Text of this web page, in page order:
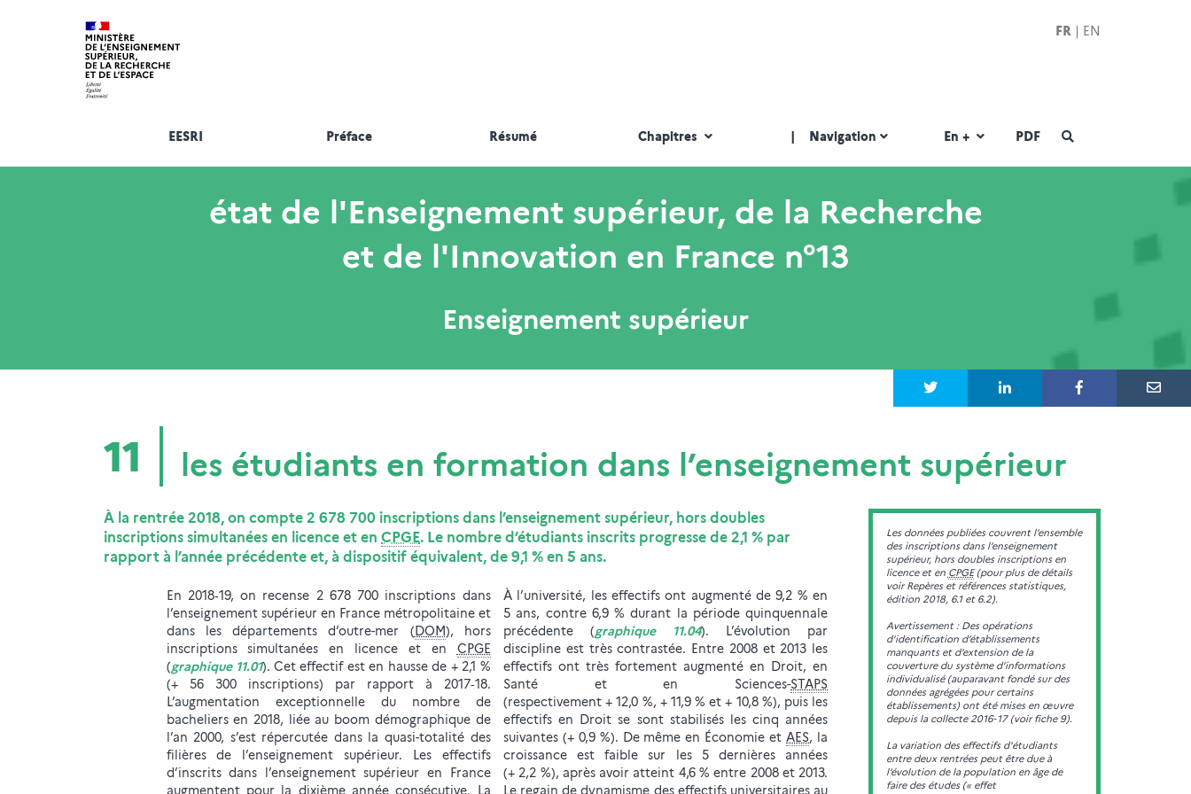
FR | EN
EESRI Préface Résumé Chapitres | Navigation En + PDF
état de l'Enseignement supérieur, de la Recherche
et de l'Innovation en France n°13
Enseignement supérieur
11 les étudiants en formation dans l’enseignement supérieur
À la rentrée 2018, on compte 2 678 700 inscriptions dans l’enseignement supérieur, hors doubles
inscriptions simultanées en licence et en CPGE. Le nombre d’étudiants inscrits progresse de 2,1 % par
rapport à l’année précédente et, à dispositif équivalent, de 9,1 % en 5 ans.
En 2018‑19, on recense 2 678 700 inscriptions dans
l’enseignement supérieur en France métropolitaine et
dans les départements d’outre-mer (DOM), hors
inscriptions simultanées en licence et en CPGE
(graphique 11.01). Cet effectif est en hausse de + 2,1 %
(+ 56 300 inscriptions) par rapport à 2017‑18.
L’augmentation exceptionnelle du nombre de
bacheliers en 2018, liée au boom démographique de
l’an 2000, s’est répercutée dans la quasi-totalité des
filières de l’enseignement supérieur. Les effectifs
d’inscrits dans l’enseignement supérieur en France
augmentent pour la dixième année consécutive. La
À l’université, les effectifs ont augmenté de 9,2 % en
5 ans, contre 6,9 % durant la période quinquennale
précédente (graphique 11.04). L’évolution par
discipline est très contrastée. Entre 2008 et 2013 les
effectifs ont très fortement augmenté en Droit, en
Santé et en Sciences-STAPS
(respectivement + 12,0 %, + 11,9 % et + 10,8 %), puis les
effectifs en Droit se sont stabilisés les cinq années
suivantes (+ 0,9 %). De même en Économie etAES, la
croissance est faible sur les 5 dernières années
(+ 2,2 %), après avoir atteint 4,6 % entre 2008 et 2013.
Le regain de dynamisme des effectifs universitaires au
Les données publiées couvrent l’ensemble
des inscriptions dans l’enseignement
supérieur, hors doubles inscriptions en
licence et en CPGE(pour plus de détails
voir Repères et références statistiques,
édition 2018, 6.1 et 6.2).
Avertissement : Des opérations
d’identification d’établissements
manquants et d’extension de la
couverture du système d’informations
individualisé (auparavant fondé sur des
données agrégées pour certains
établissements) ont été mises en œuvre
depuis la collecte 2016‑17 (voir fiche 9).
La variation des effectifs d'étudiants
entre deux rentrées peut être due à
l’évolution de la population en âge de
faire des études (« effet